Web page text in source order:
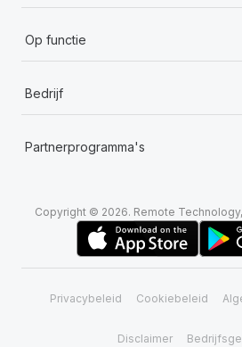
Op functie
Bedrijf
Partnerprogramma's
Copyright © 2026. Remote
Privacybeleid Cookiebeleid
Disclaimer